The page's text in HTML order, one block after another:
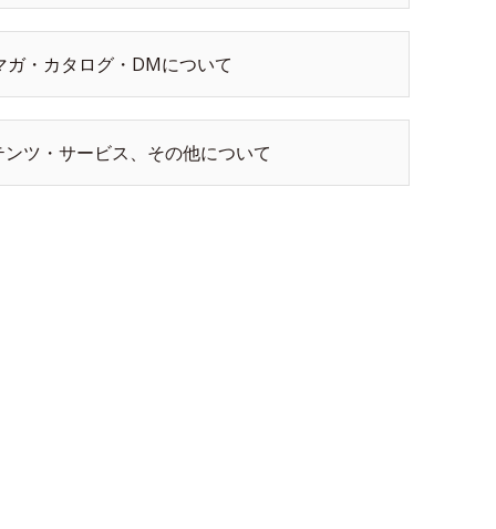
ガ・カタログ・DMについて
ツ・サービス、その他について